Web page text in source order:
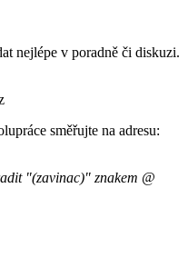
nejlépe v poradně či diskuzi.
směřujte na adresu:
"(zavinac)" znakem @